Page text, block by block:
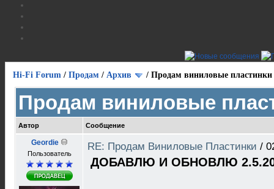
Hi-Fi Forum / Продам / Архив / Продам виниловые пластинки
Продам виниловые
Автор Сообщение
Geordie
Пользователь
RE: Продам Виниловые Пластинки /
ДОБАВЛЮ И ОБНОВЛЮ